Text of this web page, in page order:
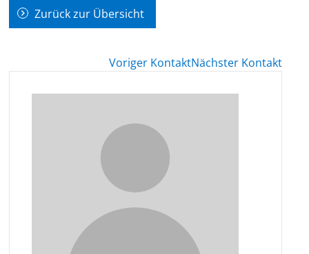
Zurück zur Übersicht
Voriger KontaktNächster Kontakt